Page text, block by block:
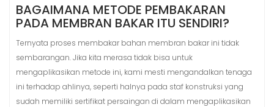
BAGAIMANA METODE PEMBAKARAN
PADA MEMBRAN BAKAR ITU SENDIRI?
Ternyata proses membakar bahan membran bakar ini tidak
sembarangan. Jika kita merasa tidak bisa untuk
mengaplikasikan metode ini, kami mesti mengandalkan tenaga
ini terhadap ahlinya, seperti halnya pada staf konstruksi yang
sudah memiliki sertifikat persaingan di dalam mengaplikasikan